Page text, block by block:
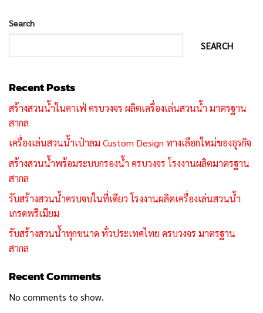
Search
SEARCH
Recent Posts
สร้างสวนน้ำในคาเฟ่ ครบวงจร ผลิตเครื่องเล่นสวนน้ำ มาตรฐาน
สากล
เครื่องเล่นสวนน้ำเป่าลม Custom Design ทางเลือกใหม่ของธุรกิจ
สร้างสวนน้ำพร้อมระบบกรองน้ำ ครบวงจร โรงงานผลิตมาตรฐาน
สากล
รับสร้างสวนน้ำครบจบในที่เดียว โรงงานผลิตเครื่องเล่นสวนน้ำ
เกรดพรีเมียม
รับสร้างสวนน้ำทุกขนาด ทั่วประเทศไทย ครบวงจร มาตรฐาน
สากล
Recent Comments
No comments to show.